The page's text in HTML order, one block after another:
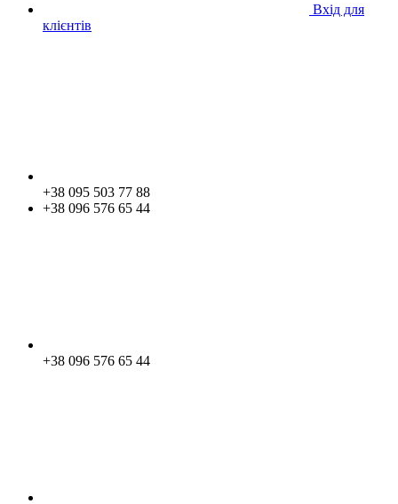
Вхід для
клієнтів
+38 095 503 77 88
+38 096 576 65 44
+38 096 576 65 44